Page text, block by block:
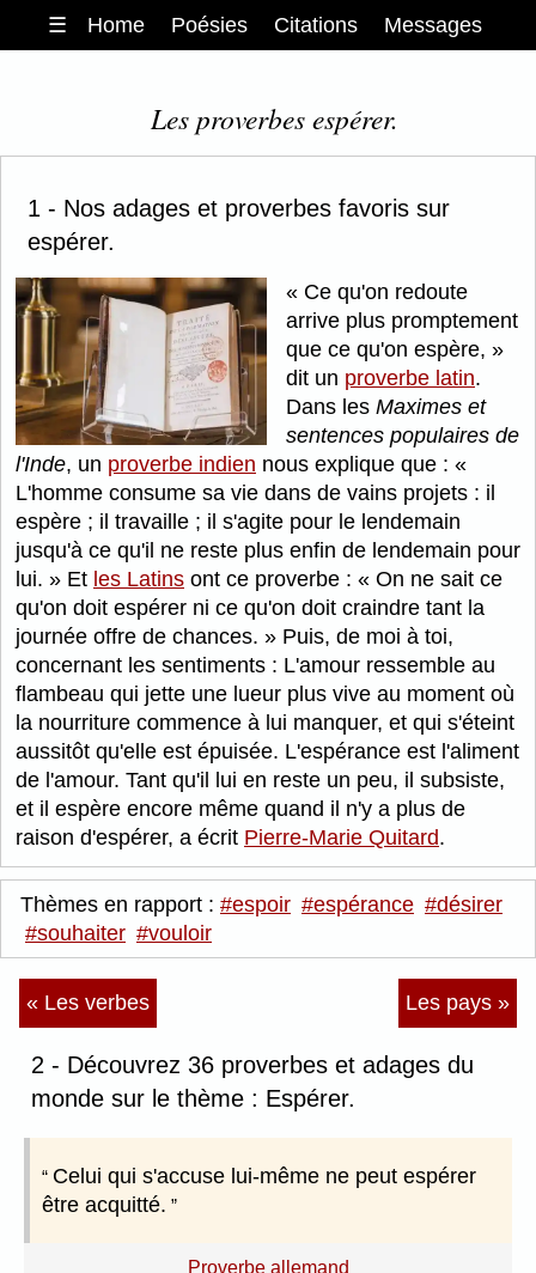
☰ Home Poésies Citations Messages
Les proverbes espérer.
1 - Nos adages et proverbes favoris sur
espérer.
Ce qu'on redoute
arrive plus promptement
que ce qu'on espère,
dit un proverbe latin.
Dans les Maximes et
sentences populaires de
l'Inde, un proverbe indien nous explique que :
L'homme consume sa vie dans de vains projets : il
espère ; il travaille ; il s'agite pour le lendemain
jusqu'à ce qu'il ne reste plus enfin de lendemain pour
lui.
Et les Latins ont ce proverbe :
On ne sait ce
qu'on doit espérer ni ce qu'on doit craindre tant la
journée offre de chances.
Puis, de moi à toi,
concernant les sentiments : L'amour ressemble au
flambeau qui jette une lueur plus vive au moment où
la nourriture commence à lui manquer, et qui s'éteint
aussitôt qu'elle est épuisée. L'espérance est l'aliment
de l'amour. Tant qu'il lui en reste un peu, il subsiste,
et il espère encore même quand il n'y a plus de
raison d'espérer, a écrit Pierre-Marie Quitard.
Thèmes en rapport : #espoir #espérance #désirer
#souhaiter #vouloir
« Les verbes Les pays »
2 - Découvrez 36 proverbes et adages du
monde sur le thème : Espérer.
Celui qui s'accuse lui-même ne peut espérer
être acquitté.
Proverbe allemand